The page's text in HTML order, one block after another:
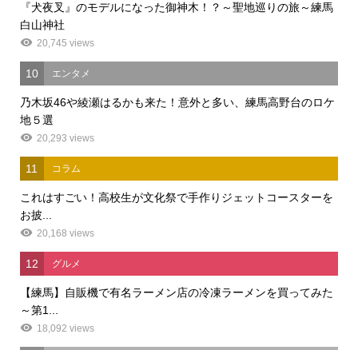
『犬夜叉』のモデルになった御神木！？～聖地巡りの旅～練馬
白山神社
20,745 views
10 エンタメ
乃木坂46や綾瀬はるかも来た！意外と多い、練馬高野台のロケ
地５選
20,293 views
11 コラム
これはすごい！高校生が文化祭で手作りジェットコースターを
お披...
20,168 views
12 グルメ
【練馬】自販機で有名ラーメン店の冷凍ラーメンを買ってみた
～第1...
18,092 views